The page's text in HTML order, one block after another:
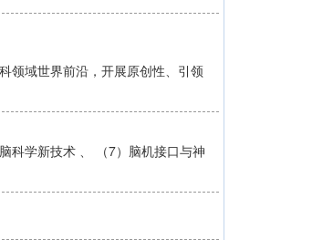
领域世界前沿，开展原创性、引领
科学新技术 、 （7）脑机接口与神